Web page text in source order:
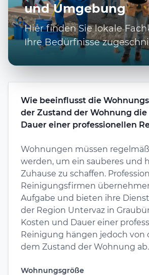
und Umgebung
Hier finden Sie lokale
Ihre Bedürfnisse
Wie beeinflusst die
der Zustand der Wohnung die
Dauer einer professionellen
Wohnungen müssen
werden, um ein sauberes und
Zuhause zu schaffen.
Reinigungsfirmen
Aufgabe und bieten ihre
der Region Untervaz in
Kosten und Dauer einer
Reinigung hängen jedoch von
dem Zustand der Wohnung ab.
Wohnungsgröße